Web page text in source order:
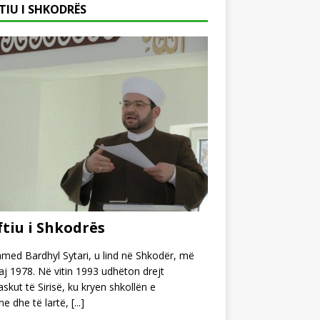
I SHKODRËS
i Shkodrës
Bardhyl Sytari, u lind në Shkodër, më
1978. Në vitin 1993 udhëton drejt
të Sirisë, ku kryen shkollën e
dhe të lartë, [...]